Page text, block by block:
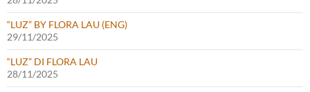
“LUZ” BY FLORA LAU (ENG)
29/11/2025
“LUZ” DI FLORA LAU
28/11/2025